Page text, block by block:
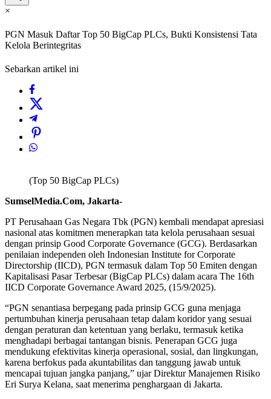
×
PGN Masuk Daftar Top 50 BigCap PLCs, Bukti Konsistensi Tata
Kelola Berintegritas
Sebarkan artikel ini
(Top 50 BigCap PLCs)
SumselMedia.Com, Jakarta-
PT Perusahaan Gas Negara Tbk (PGN) kembali mendapat apresiasi
nasional atas komitmen menerapkan tata kelola perusahaan sesuai
dengan prinsip Good Corporate Governance (GCG). Berdasarkan
penilaian independen oleh Indonesian Institute for Corporate
Directorship (IICD), PGN termasuk dalam Top 50 Emiten dengan
Kapitalisasi Pasar Terbesar (BigCap PLCs) dalam acara The 16th
IICD Corporate Governance Award 2025, (15/9/2025).
“PGN senantiasa berpegang pada prinsip GCG guna menjaga
pertumbuhan kinerja perusahaan tetap dalam koridor yang sesuai
dengan peraturan dan ketentuan yang berlaku, termasuk ketika
menghadapi berbagai tantangan bisnis. Penerapan GCG juga
mendukung efektivitas kinerja operasional, sosial, dan lingkungan,
karena berfokus pada akuntabilitas dan tanggung jawab untuk
mencapai tujuan jangka panjang,” ujar Direktur Manajemen Risiko
Eri Surya Kelana, saat menerima penghargaan di Jakarta.